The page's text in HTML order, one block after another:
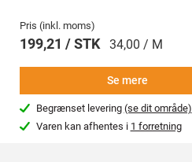
Pris (inkl. moms)
199,21 / STK 34,00 / M
Se mere
Begrænset levering (se dit område)
Varen kan afhentes i 1 forretning